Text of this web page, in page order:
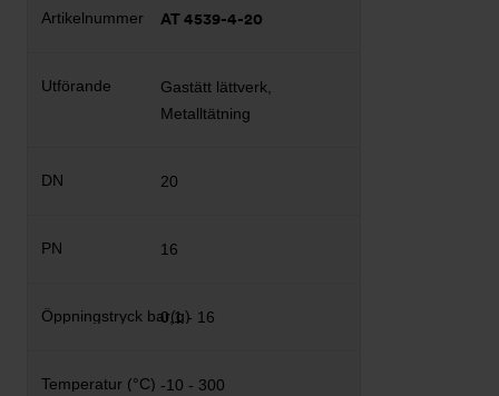
AT 4539-4-20
Gastätt lättverk,
Metalltätning
20
16
0,1 - 16
-10 - 300